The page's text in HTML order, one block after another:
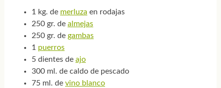
1 kg. de merluza en rodajas
250 gr. de almejas
250 gr. de gambas
1 puerros
5 dientes de ajo
300 ml. de caldo de pescado
75 ml. de vino blanco